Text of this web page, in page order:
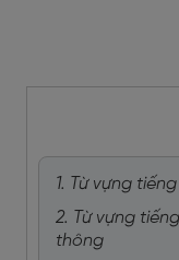
1. Từ vựng
2. Từ vựng
thông